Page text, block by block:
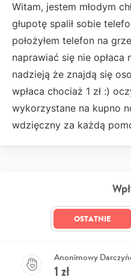
Witam, jestem młodym
głupotę spalił sobie
położyłem telefon na
naprawiać się nie opłaca
nadzieją że znajdą się
wpłaca chociaż 1 zł :)
wykorzystane na kupno
wdzięczny za każdą
OSTATNIE
Anonimowy
1 zł